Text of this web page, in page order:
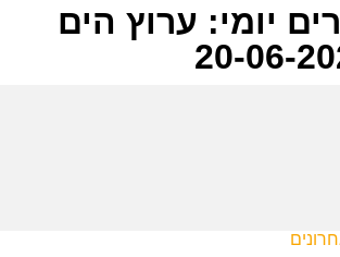
יומי: ערוץ הים